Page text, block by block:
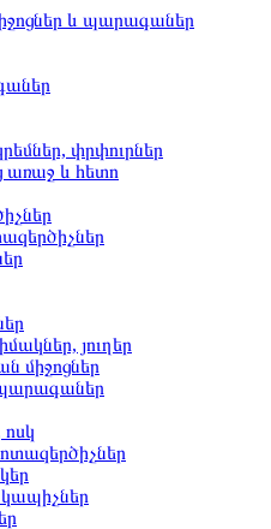
և պարագաներ
փրփուրներ
առաջ և հետո
յուղեր
միջոցներ
ոսկ
կապիչներ